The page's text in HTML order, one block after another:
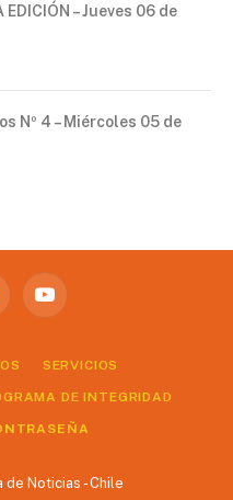
EDICIÓN – Jueves 06 de
Nº 4 – Miércoles 05 de
YouTube
SERVICIOS
DE INTEGRIDAD
de Noticias - Chile